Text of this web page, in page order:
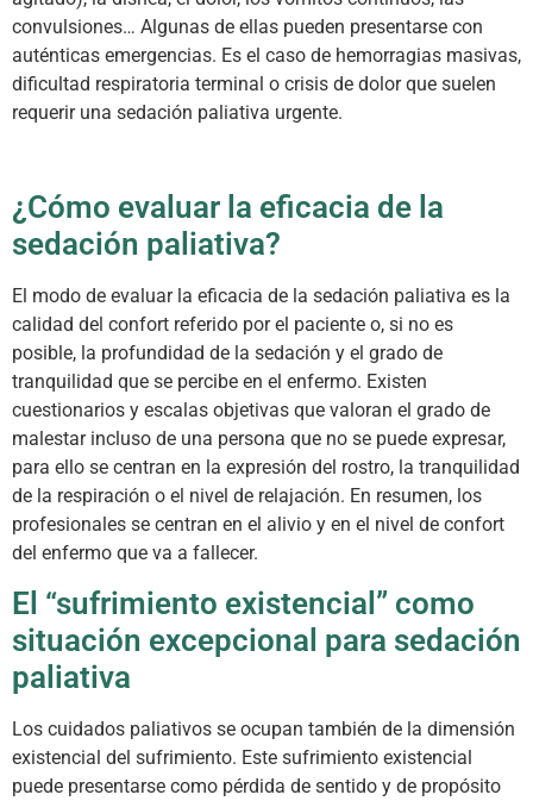
convulsiones… Algunas de ellas pueden presentarse con
auténticas emergencias. Es el caso de hemorragias masivas,
dificultad respiratoria terminal o crisis de dolor que suelen
requerir una sedación paliativa urgente.
¿Cómo evaluar la eficacia de la
sedación paliativa?
El modo de evaluar la eficacia de la sedación paliativa es la
calidad del confort referido por el paciente o, si no es
posible, la profundidad de la sedación y el grado de
tranquilidad que se percibe en el enfermo. Existen
cuestionarios y escalas objetivas que valoran el grado de
malestar incluso de una persona que no se puede expresar,
para ello se centran en la expresión del rostro, la tranquilidad
de la respiración o el nivel de relajación. En resumen, los
profesionales se centran en el alivio y en el nivel de confort
del enfermo que va a fallecer.
El “sufrimiento existencial” como
situación excepcional para sedación
paliativa
Los cuidados paliativos se ocupan también de la dimensión
existencial del sufrimiento. Este sufrimiento existencial
puede presentarse como pérdida de sentido y de propósito